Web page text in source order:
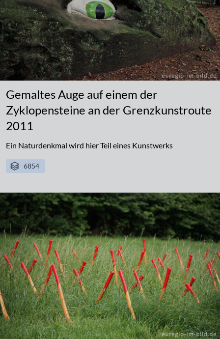
Gemaltes Auge auf einem der
Zyklopensteine an der Grenzkunstroute
2011
Ein Naturdenkmal wird hier Teil eines Kunstwerks
6854